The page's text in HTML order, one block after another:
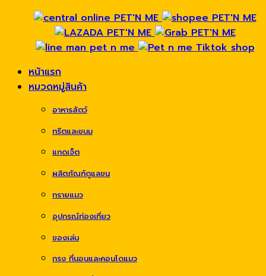
หน้าแรก
หมวดหมู่สินค้า
อาหารสัตว์
ทรีตและขนม
แกดเจ็ต
ผลิตภัณฑ์ดูแลขน
ทรายแมว
อุปกรณ์ท่องเที่ยว
ของเล่น
กรง ที่นอนและคอนโดแมว